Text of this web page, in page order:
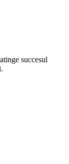
succesul